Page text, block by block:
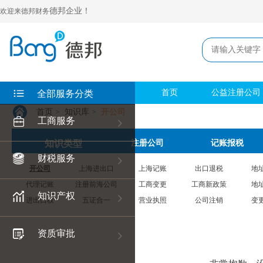
欢迎来德邦财务德邦企业！
全部服务分类
工商服务
财税服务
知识产权
资质审批
首页 公益注册公司
首页 > 知识库 > 开公司
知识类型 注册公司 记账报税
开公司 上海进出口 上海记账 出口退税
地
代理记账
注册前海公司 工商变更 工商新政策
地
进出口权
五证合一 营业执照 公司注销 变